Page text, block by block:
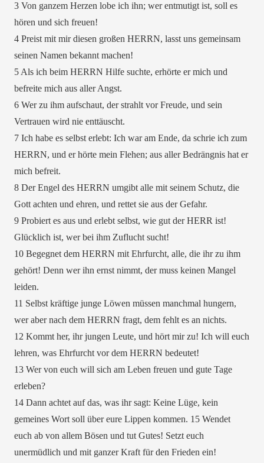
3 Von ganzem Herzen lobe ich ihn; wer entmutigt ist, soll es
hören und sich freuen!
4 Preist mit mir diesen großen HERRN, lasst uns gemeinsam
seinen Namen bekannt machen!
5 Als ich beim HERRN Hilfe suchte, erhörte er mich und
befreite mich aus aller Angst.
6 Wer zu ihm aufschaut, der strahlt vor Freude, und sein
Vertrauen wird nie enttäuscht.
7 Ich habe es selbst erlebt: Ich war am Ende, da schrie ich zum
HERRN, und er hörte mein Flehen; aus aller Bedrängnis hat er
mich befreit.
8 Der Engel des HERRN umgibt alle mit seinem Schutz, die
Gott achten und ehren, und rettet sie aus der Gefahr.
9 Probiert es aus und erlebt selbst, wie gut der HERR ist!
Glücklich ist, wer bei ihm Zuflucht sucht!
10 Begegnet dem HERRN mit Ehrfurcht, alle, die ihr zu ihm
gehört! Denn wer ihn ernst nimmt, der muss keinen Mangel
leiden.
11 Selbst kräftige junge Löwen müssen manchmal hungern,
wer aber nach dem HERRN fragt, dem fehlt es an nichts.
12 Kommt her, ihr jungen Leute, und hört mir zu! Ich will euch
lehren, was Ehrfurcht vor dem HERRN bedeutet!
13 Wer von euch will sich am Leben freuen und gute Tage
erleben?
14 Dann achtet auf das, was ihr sagt: Keine Lüge, kein
gemeines Wort soll über eure Lippen kommen. 15 Wendet
euch ab von allem Bösen und tut Gutes! Setzt euch
unermüdlich und mit ganzer Kraft für den Frieden ein!